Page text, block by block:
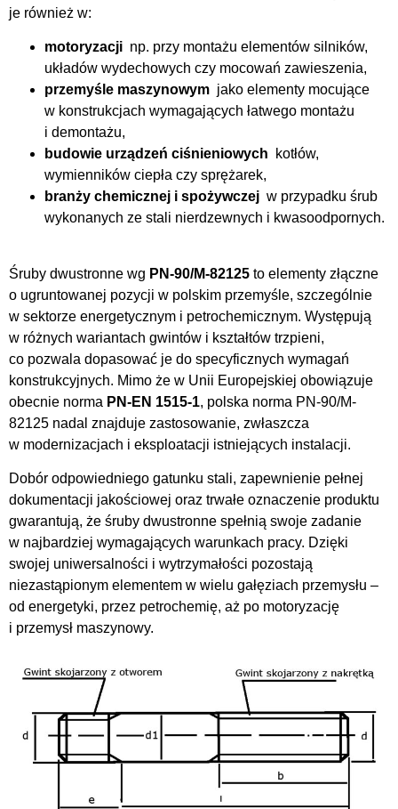
je również w:
motoryzacji np. przy montażu elementów silników,
układów wydechowych czy mocowań zawieszenia,
przemyśle maszynowym jako elementy mocujące
w konstrukcjach wymagających łatwego montażu
i demontażu,
budowie urządzeń ciśnieniowych kotłów,
wymienników ciepła czy sprężarek,
branży chemicznej i spożywczej w przypadku śrub
wykonanych ze stali nierdzewnych i kwasoodpornych.
Śruby dwustronne wg PN-90/M-82125 to elementy złączne
o ugruntowanej pozycji w polskim przemyśle, szczególnie
w sektorze energetycznym i petrochemicznym. Występują
w różnych wariantach gwintów i kształtów trzpieni,
co pozwala dopasować je do specyficznych wymagań
konstrukcyjnych. Mimo że w Unii Europejskiej obowiązuje
obecnie norma PN-EN 1515-1, polska norma PN-90/M-
82125 nadal znajduje zastosowanie, zwłaszcza
w modernizacjach i eksploatacji istniejących instalacji.
Dobór odpowiedniego gatunku stali, zapewnienie pełnej
dokumentacji jakościowej oraz trwałe oznaczenie produktu
gwarantują, że śruby dwustronne spełnią swoje zadanie
w najbardziej wymagających warunkach pracy. Dzięki
swojej uniwersalności i wytrzymałości pozostają
niezastąpionym elementem w wielu gałęziach przemysłu –
od energetyki, przez petrochemię, aż po motoryzację
i przemysł maszynowy.